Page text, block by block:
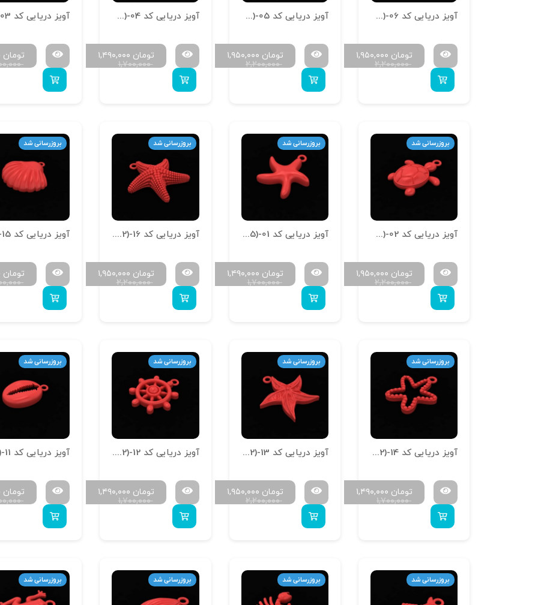
آویز دریایی کد A-Daryaei (1.5)-06
۲,۲۰۰,۰۰۰
۱,۹۵۰,۰۰۰ تومان
آویز دریایی کد A-Daryaei (1.5)-05
۲,۲۰۰,۰۰۰
۱,۹۵۰,۰۰۰ تومان
آویز دریایی کد A-Daryaei (1.5)-04
۱,۷۰۰,۰۰۰
۱,۴۹۰,۰۰۰ تومان تومان
بروزرسانی شد
آویز دریایی کد A-Daryaei (1.5)-02
۲,۲۰۰,۰۰۰
۱,۹۵۰,۰۰۰ تومان
بروزرسانی شد
آویز دریایی کد A-Daryaei (1.5)-01
۱,۷۰۰,۰۰۰
۱,۴۹۰,۰۰۰ تومان
بروزرسانی شد
آویز دریایی کد A-Daryaei (1.2)-16
۲,۲۰۰,۰۰۰
۱,۹۵۰,۰۰۰ تومان
بروزرسانی شد
تومان
بروزرسانی شد
آویز دریایی کد A-Daryaei (1.2)-14
۱,۷۰۰,۰۰۰
۱,۴۹۰,۰۰۰ تومان
بروزرسانی شد
آویز دریایی کد A-Daryaei (1.2)-13
۲,۲۰۰,۰۰۰
۱,۹۵۰,۰۰۰ تومان
بروزرسانی شد
آویز دریایی کد A-Daryaei (1.2)-12
۱,۷۰۰,۰۰۰
۱,۴۹۰,۰۰۰ تومان
بروزرسانی شد
تومان
بروزرسانی شد بروزرسانی شد بروزرسانی شد بروزرسانی شد